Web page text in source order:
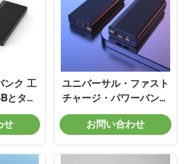
ンク 工
とタイ
せ
ユニバーサル・ファスト
チャージ・パワーバンク
充電5V/2A マイクロ出力
タイプC 12V1.5A 9V2A
お問い合わせ